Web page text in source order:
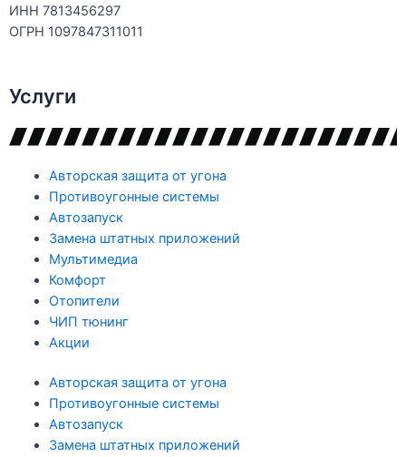
ИНН 7813456297
ОГРН 1097847311011
Услуги
Авторская защита от угона
Противоугонные системы
Автозапуск
Замена штатных приложений
Мультимедиа
Комфорт
Отопители
ЧИП тюнинг
Акции
Авторская защита от угона
Противоугонные системы
Автозапуск
Замена штатных приложений